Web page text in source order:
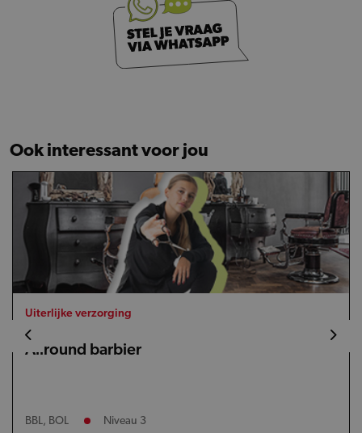
Ook interessant voor jou
Uiterlijke verzorging
Allround barbier
BBL, BOL Niveau 3